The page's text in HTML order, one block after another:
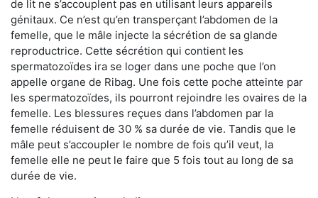
de lit ne s’accouplent pas en utilisant leurs appareils
génitaux. Ce n’est qu’en transperçant l’abdomen de la
femelle, que le mâle injecte la sécrétion de sa glande
reproductrice. Cette sécrétion qui contient les
spermatozoïdes ira se loger dans une poche que l’on
appelle organe de Ribag. Une fois cette poche atteinte par
les spermatozoïdes, ils pourront rejoindre les ovaires de la
femelle. Les blessures reçues dans l’abdomen par la
femelle réduisent de 30 % sa durée de vie. Tandis que le
mâle peut s’accoupler le nombre de fois qu’il veut, la
femelle elle ne peut le faire que 5 fois tout au long de sa
durée de vie.